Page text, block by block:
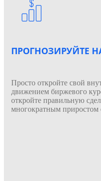
ПРОГНОЗИРУЙТЕ НА
Просто откройте свой
движением биржевого
откройте правильную
многократным приростом